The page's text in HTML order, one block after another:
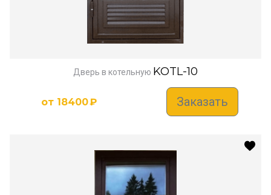
Дверь в котельную KOTL-10
от 18400₽ Заказать